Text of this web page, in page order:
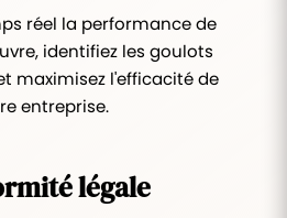
réel la performance de
identifiez les goulots
maximisez l'efficacité de
entreprise.
légale